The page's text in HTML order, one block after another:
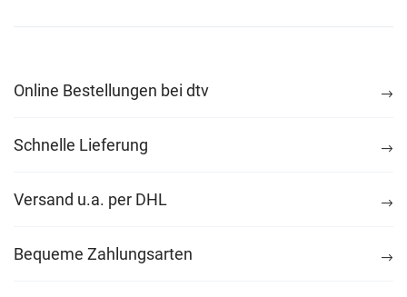
Online Bestellungen bei dtv
Schnelle Lieferung
Versand u.a. per DHL
Bequeme Zahlungsarten